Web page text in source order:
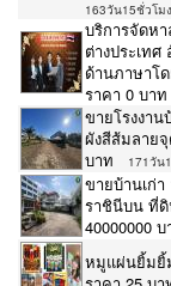
163วัน15ชั่วโม
บริการจัดห
ต่างประเท
ด้านภาษาโ
ราคา 0 บาท
ขายโรงงา
ผังสีส้มลาย
บาท
171วัน
ขายบ้านเก่า
ราชินีบน ที่ดิ
40000000 บ
หมูแผ่นยิ้มยิ้